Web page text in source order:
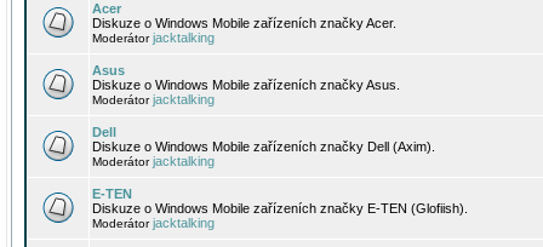
Acer
Diskuze o Windows Mobile zařízeních značky Acer.
Moderátorjacktalking
Asus
Diskuze o Windows Mobile zařízeních značky Asus.
Moderátorjacktalking
Dell
Diskuze o Windows Mobile zařízeních značky Dell (Axim).
Moderátorjacktalking
E-TEN
Diskuze o Windows Mobile zařízeních značky E-TEN (Glofiish).
Moderátorjacktalking